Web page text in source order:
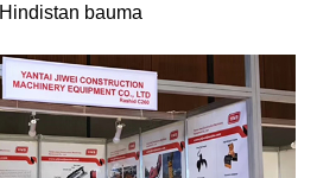
Hindistan bauma